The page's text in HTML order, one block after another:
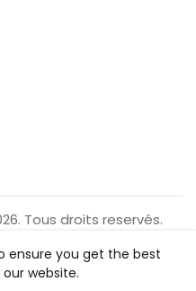
Tous droits reservés.
ensure you get the best
website.